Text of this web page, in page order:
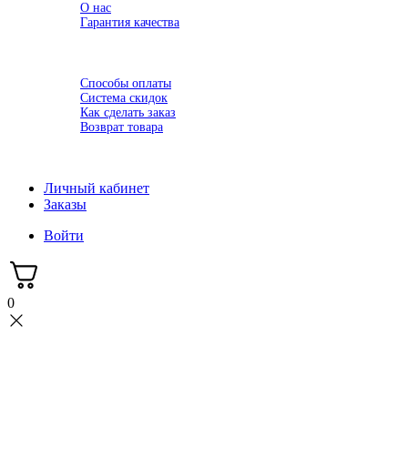
О нас
Гарантия качества
Способы оплаты
Система скидок
Как сделать заказ
Возврат товара
Личный кабинет
Заказы
Войти
0